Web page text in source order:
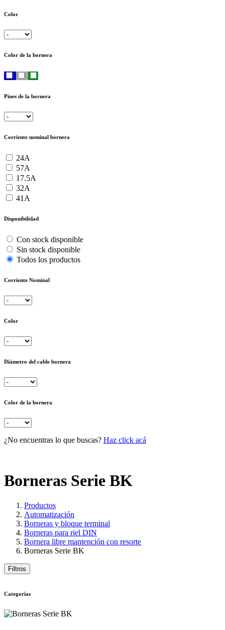
Color
Color de la bornera
Pines de la bornera
Corriente nominal bornera
24A
57A
17.5A
32A
41A
Disponibilidad
Con stock disponible
Sin stock disponible
Todos los productos
Corriente Nominal
Color
Diámetro del cable bornera
Color de la bornera
¿No encuentras lo que buscas? Haz click acá
Borneras Serie BK
Productos
Automatización
Borneras y bloque terminal
Borneras para riel DIN
Bornera libre mantención con resorte
Borneras Serie BK
Filtros
Categorías